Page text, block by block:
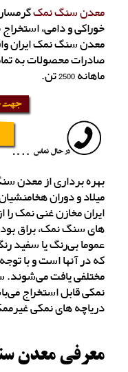
معدن سنگ نمکگرمسار
خوراکی و دامی،
معدن سنگ نمک ایران
صادرات محصولات به
ماهانه 2500 تن.
میلاد و دوران
ایران مخازن غنی نمک
های سنگ نمک، براق
عموما بی‌رنگ یا سفید
که در آنها است و با
مختلفی یافت می‌شوند.
نمکی قابل استخراج
دریاچه های نمکی
معرفی معدن